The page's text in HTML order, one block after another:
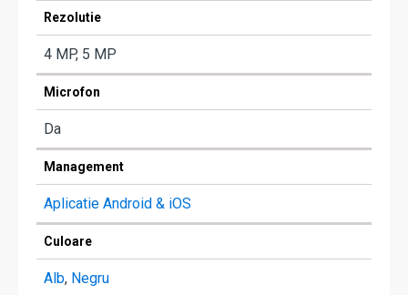
Rezolutie
4 MP, 5 MP
Microfon
Da
Management
Aplicatie Android & iOS
Culoare
Alb, Negru